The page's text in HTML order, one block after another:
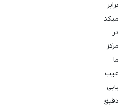
برابر
میکند.
در
مرکز
ما
عیب
یابی
دقیق